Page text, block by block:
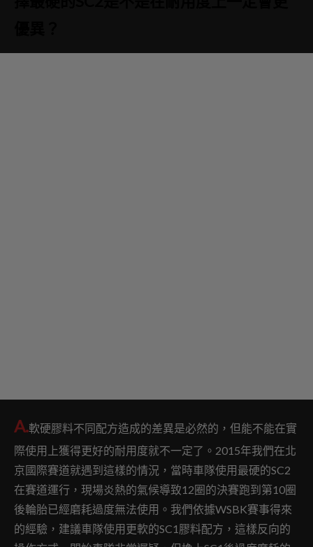
A.軟硬膠料不同配方造成的差異是必然的，但能不能在實
際使用上獲得更好的耐用度就不一定了。2015年我們在北
京國際賽道就遇到這樣的情況，當時車隊使用最硬的SC2
在賽道運行，現場炎熱的氣候導致12圈的決賽跑到第10圈
後輪胎已經磨耗過度無法使用。我們依據WSBK賽事得來
的經驗，建議車隊使用更軟的SC1膠料配方，這樣反向的